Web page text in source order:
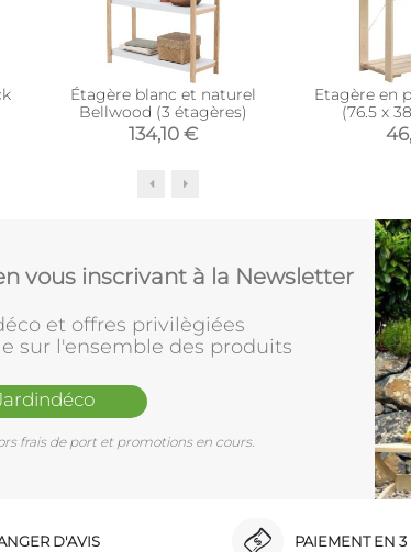
Étagère blanc et naturel
Bellwood (3 étagères)
134,10 €
Etagère en
(76.5 x
vous inscrivant à la Newsletter
et offres privilègiées
sur l'ensemble des produits
frais de port et promotions en cours.
D'AVIS PAIEMENT EN 3